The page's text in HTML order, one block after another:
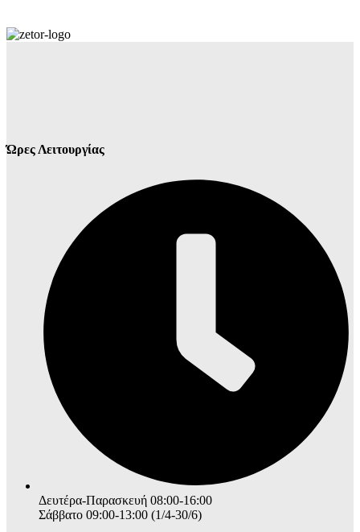
Ώρες Λειτουργίας
Δευτέρα-Παρασκευή 08:00-16:00
Σάββατο 09:00-13:00 (1/4-30/6)